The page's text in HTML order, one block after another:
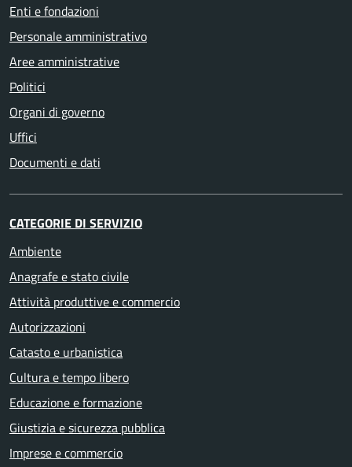
Enti e fondazioni
Personale amministrativo
Aree amministrative
Politici
Organi di governo
Uffici
Documenti e dati
CATEGORIE DI SERVIZIO
Ambiente
Anagrafe e stato civile
Attività produttive e commercio
Autorizzazioni
Catasto e urbanistica
Cultura e tempo libero
Educazione e formazione
Giustizia e sicurezza pubblica
Imprese e commercio